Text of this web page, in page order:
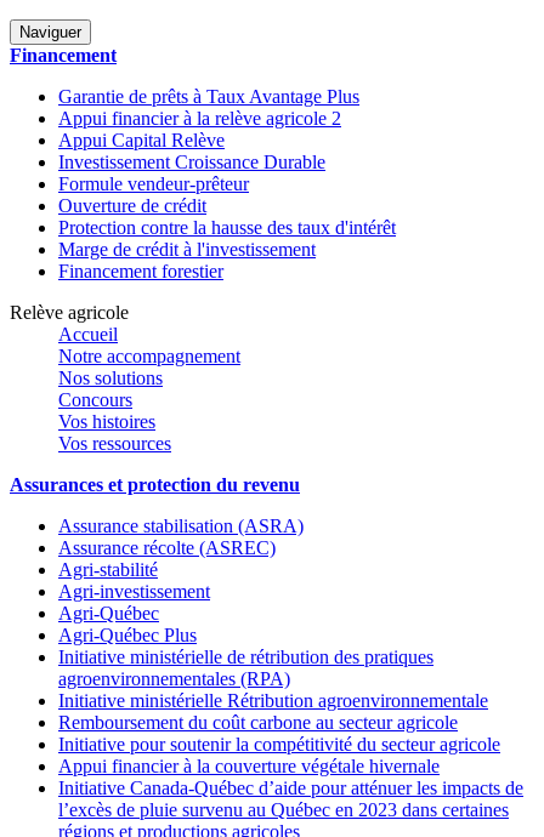
Naviguer
Financement
Garantie de prêts à Taux Avantage Plus
Appui financier à la relève agricole 2
Appui Capital Relève
Investissement Croissance Durable
Formule vendeur-prêteur
Ouverture de crédit
Protection contre la hausse des taux d'intérêt
Marge de crédit à l'investissement
Financement forestier
Relève agricole
Accueil
Notre accompagnement
Nos solutions
Concours
Vos histoires
Vos ressources
Assurances et protection du revenu
Assurance stabilisation (ASRA)
Assurance récolte (ASREC)
Agri-stabilité
Agri-investissement
Agri-Québec
Agri-Québec Plus
Initiative ministérielle de rétribution des pratiques
agroenvironnementales (RPA)
Initiative ministérielle Rétribution agroenvironnementale
Remboursement du coût carbone au secteur agricole
Initiative pour soutenir la compétitivité du secteur agricole
Appui financier à la couverture végétale hivernale
Initiative Canada-Québec d’aide pour atténuer les impacts de
l’excès de pluie survenu au Québec en 2023 dans certaines
régions et productions agricoles